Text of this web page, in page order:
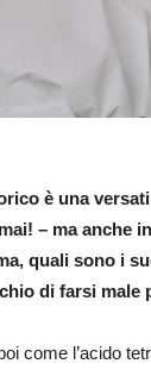
è una
– ma anche
quali sono i
di farsi male
come l’acido